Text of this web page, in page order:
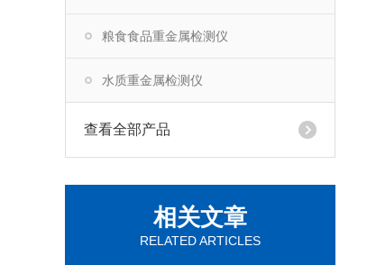
粮食食品重金属检测仪
水质重金属检测仪
查看全部产品
相关文章
RELATED ARTICLES